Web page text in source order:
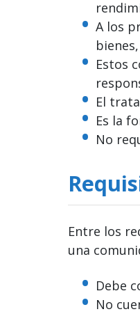
A los
Estos
El
Es la
No
Entre los
una
Debe
No